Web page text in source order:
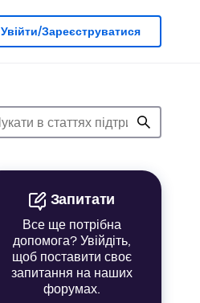
Увійти/Зареєструватися
Запитати
Все ще потрібна
допомога? Увійдіть,
щоб поставити своє
запитання на наших
форумах.